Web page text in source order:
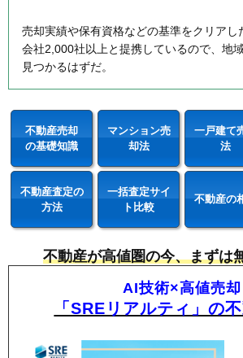
売却実績や保有資格などの基準をクリアし
会社2,000社以上と提携しているので、地
見つかるはずだ。
不動産売却
の基礎知識
マンション売
却法
一戸建て
法
不動産査定の
方法
一括査定サイ
ト比較
不動産の
不動産が高値圏の今、まずは
AI技術×高値売却
「SREリアルティ」の